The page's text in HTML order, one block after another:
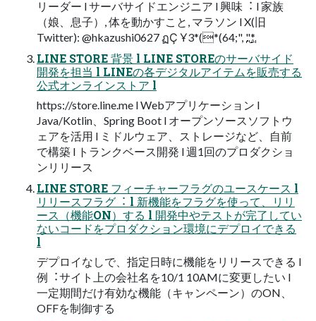
リーダー l サーバサイドエンジニア l 興味︓ l 家族
（娘、息⼦）, 体を動かすこと, マラソン l X(旧
Twitter): @hkazushi0627 ฏҪ Ұ࢙ ,";64)*)*3"*
LINE STORE 背景 l LINE STOREのサーバサイド
開発を担当 l LINEの各デジタルアイテムを販売する
公式オンラインストア l
https://store.line.me l Webアプリケーション l
Java/Kotlin、Spring Boot l オープンソースソフトウ
ェアを活⽤ l ミドルウェア、ストレージなど、⾃前
で構築 l トランクベース開発 l 週1回のプロダクショ
ンリリース
LINE STORE フィーチャーフラグのユースケース l
リリースフラグ︓ l 新機能をフラグを使って、リリ
ース（機能ON）する l 開発中やテストが完了してい
ないコードをプロダクション環境にデプロイできる
l
デプロイなしで、指定⽇時に機能をリリースできる l
例︓サイト上の会社名を10/1 10AMに変更したい l
⼀定期間だけ有効な機能（キャンペーン）のON、
OFFを制御する